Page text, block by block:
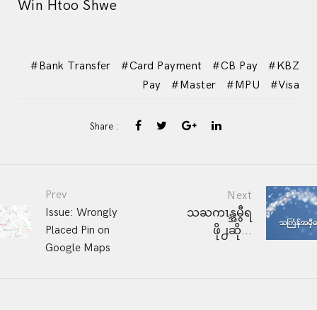
Win Htoo Shwe
Bank Transfer Card Payment CB Pay
KBZ
Pay
Master MPU Visa
Share :
Prev
Issue: Wrongly
Placed Pin on
Google Maps
Next
သႀကၤန္အမွီရ
ဖို႕ဆို...